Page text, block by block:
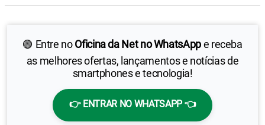
🟢 Entre noOficina da Net no WhatsAppe receba
as melhores ofertas, lançamentos e notícias de
smartphones e tecnologia!
👉 ENTRAR NO WHATSAPP 👈